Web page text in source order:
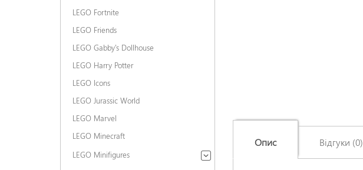
Опис Відгуки (0)
LEGO Fortnite
LEGO Friends
LEGO Gabby's Dollhouse
LEGO Harry Potter
LEGO Icons
LEGO Jurassic World
LEGO Marvel
LEGO Minecraft
LEGO Minifigures